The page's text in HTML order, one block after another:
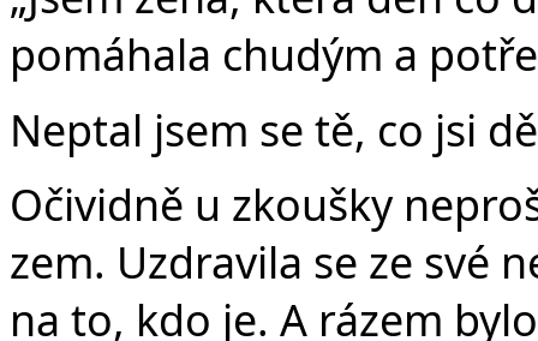
pomáhala chudým a
Neptal jsem se tě, co jsi
Očividně u zkoušky
zem. Uzdravila se ze své
na to, kdo je. A rázem